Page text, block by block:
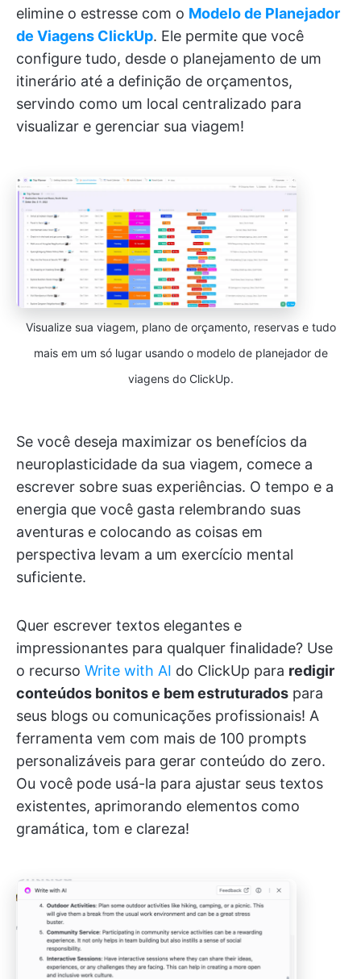
elimine o estresse com o Modelo de Planejador
de Viagens ClickUp. Ele permite que você
configure tudo, desde o planejamento de um
itinerário até a definição de orçamentos,
servindo como um local centralizado para
visualizar e gerenciar sua viagem!
Visualize sua viagem, plano de orçamento, reservas e tudo
mais em um só lugar usando o modelo de planejador de
viagens do ClickUp.
Se você deseja maximizar os benefícios da
neuroplasticidade da sua viagem, comece a
escrever sobre suas experiências. O tempo e a
energia que você gasta relembrando suas
aventuras e colocando as coisas em
perspectiva levam a um exercício mental
suficiente.
Quer escrever textos elegantes e
impressionantes para qualquer finalidade? Use
o recurso Write with AI do ClickUp para redigir
conteúdos bonitos e bem estruturados para
seus blogs ou comunicações profissionais! A
ferramenta vem com mais de 100 prompts
personalizáveis para gerar conteúdo do zero.
Ou você pode usá-la para ajustar seus textos
existentes, aprimorando elementos como
gramática, tom e clareza!